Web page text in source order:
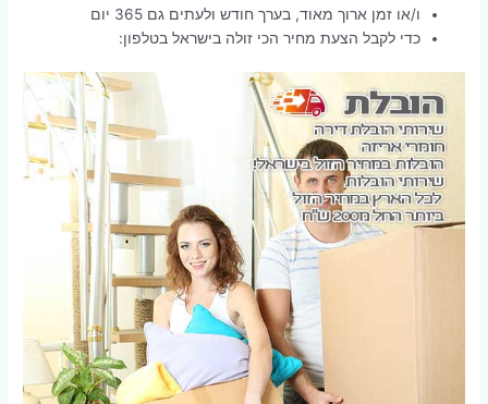
ו/או זמן ארוך מאוד, בערך חודש ולעתים גם 365 יום
כדי לקבל הצעת מחיר הכי זולה בישראל בטלפון: